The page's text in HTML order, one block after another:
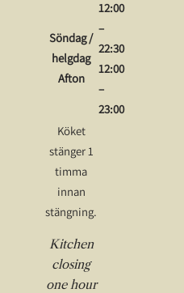
Söndag /
helgdag
Afton
12:00
–
22:30
12:00
–
23:00
Köket
stänger 1
timma
innan
stängning.
Kitchen
closing
one hour